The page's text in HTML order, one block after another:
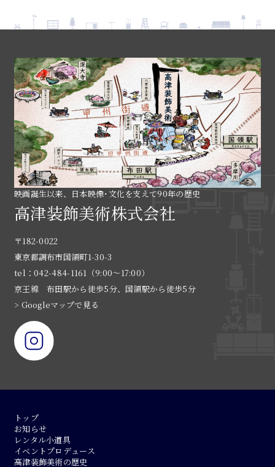
映画誕生以来、日本映像･文化を支えて90年の歴史
高津装飾美術株式会社
〒182-0022
東京都調布市国領町1-30-3
tel：042-484-1161（9:00〜17:00）
京王線 布田駅から徒歩5分、国領駅から徒歩5分
> Googleマップで見る
トップ
お知らせ
レンタル小道具
イベントプロデュース
高津装飾美術の歴史